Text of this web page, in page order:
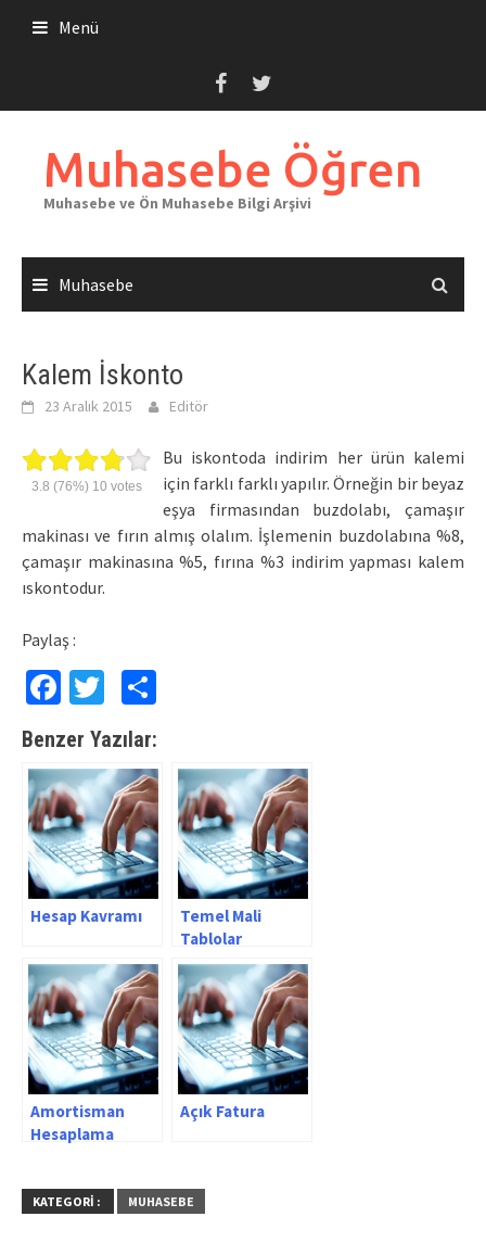
Menü
Muhasebe Öğren
Muhasebe ve Ön Muhasebe Bilgi Arşivi
Muhasebe
Kalem İskonto
23 Aralık 2015 Editör
3.8 (76%) 10 votes
Bu iskontoda indirim her ürün kalemi
için farklı farklı yapılır. Örneğin bir beyaz
eşya firmasından buzdolabı, çamaşır
makinası ve fırın almış olalım. İşlemenin buzdolabına %8,
çamaşır makinasına %5, fırına %3 indirim yapması kalem
ıskontodur.
Paylaş :
Facebook
Twitter
Benzer Yazılar:
Hesap Kavramı
Temel Mali
Tablolar
Amortisman
Hesaplama
Açık Fatura
KATEGORI : MUHASEBE